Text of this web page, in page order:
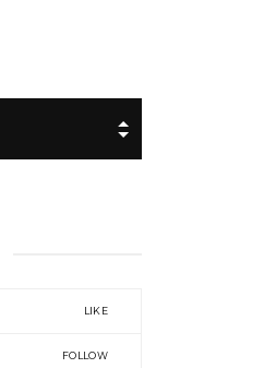
LIKE
FOLLOW